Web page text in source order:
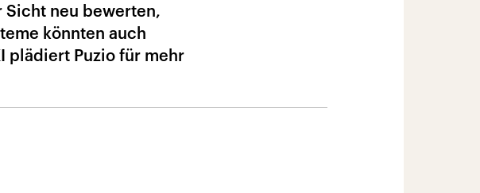
Sicht neu bewerten,
könnten auch
plädiert Puzio für mehr